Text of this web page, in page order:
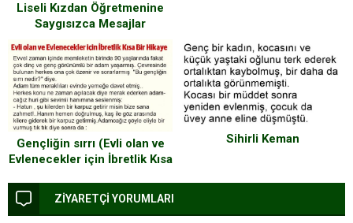
Liseli Kızdan Öğretmenine
Saygısızca Mesajlar
Gençliğin sırrı (Evli olan ve
Evlenecekler için İbretlik Kısa
Sihirli Keman
ZİYARETÇİ YORUMLARI